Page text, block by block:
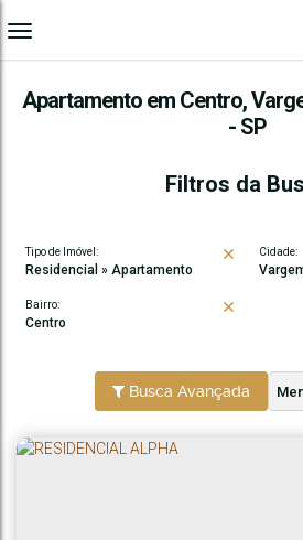
Apartamento em Centro,
- SP
Filtros da
Tipo de Imóvel:
Residencial » Apartamento
Cidade:
Bairro:
Centro
Busca Avançada